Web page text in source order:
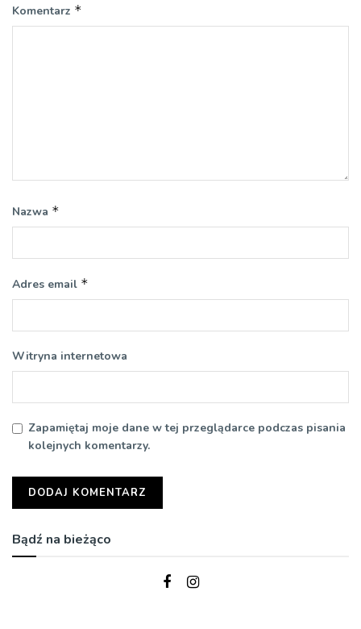
Komentarz *
Nazwa *
Adres email *
Witryna internetowa
Zapamiętaj moje dane w tej przeglądarce podczas pisania
kolejnych komentarzy.
Bądź na bieżąco